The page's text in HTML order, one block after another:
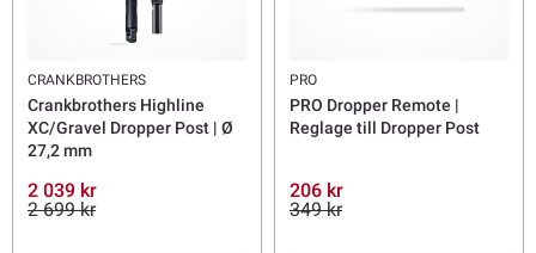
CRANKBROTHERS
Crankbrothers Highline
XC/Gravel Dropper Post | Ø
27,2 mm
2 039 kr
2 699 kr
PRO
PRO Dropper Remote |
Reglage till Dropper Post
206 kr
349 kr